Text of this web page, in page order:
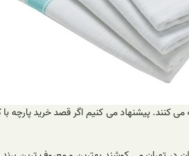
کنند. پیشنهاد می کنیم اگر قصد خرید